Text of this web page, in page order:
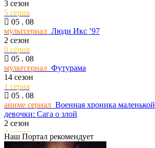
сериал1670
3 сезон
8 серия
06 . 08
сериалХодячие мертвецы: Мертвый город
3 сезон
2 серия
06 . 08
сериалЙеллоустоун: Маршалы
1 сезон
13 серия
06 . 08
сериалАбсолютное зло
1 сезон
6 серия
3 сезон
5 серия
05 . 08
мультсериал Люди Икс ’97
2 сезон
8 серия
05 . 08
мультсериал Футурама
14 сезон
1 серия
05 . 08
аниме сериал Военная хроника маленькой
девочки: Сага о злой
2 сезон
4 серия
05 . 08
Наш Портал рекомендует